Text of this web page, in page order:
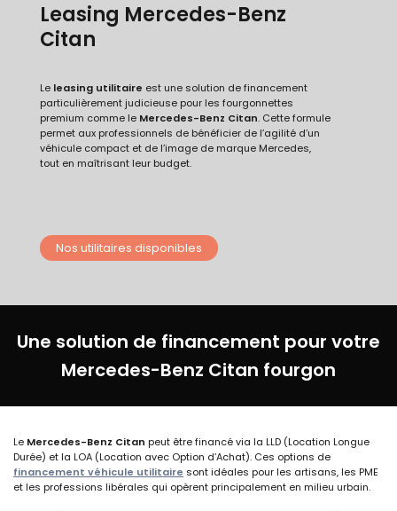
Leasing Mercedes-Benz
Citan
Le leasing utilitaire est une solution de financement
particulièrement judicieuse pour les fourgonnettes
premium comme le Mercedes-Benz Citan. Cette formule
permet aux professionnels de bénéficier de l’agilité d’un
véhicule compact et de l’image de marque Mercedes,
tout en maîtrisant leur budget.
Nos utilitaires disponibles
Une solution de financement pour votre
Mercedes-Benz Citan fourgon
Le Mercedes-Benz Citan peut être financé via la LLD (Location Longue
Durée) et la LOA (Location avec Option d’Achat). Ces options de
financement véhicule utilitaire sont idéales pour les artisans, les PME
et les professions libérales qui opèrent principalement en milieu urbain.